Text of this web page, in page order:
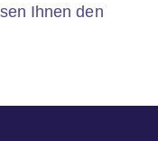
Ihnen den